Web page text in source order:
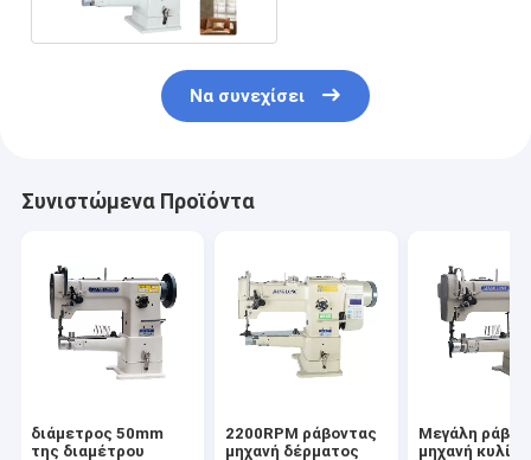
Να συνεχίσει
Συνιστώμενα Προϊόντα
διάμετρος 50mm
της διαμέτρου
2200RPM ράβοντας
μηχανή δέρματος
Μεγάλη
μηχανή